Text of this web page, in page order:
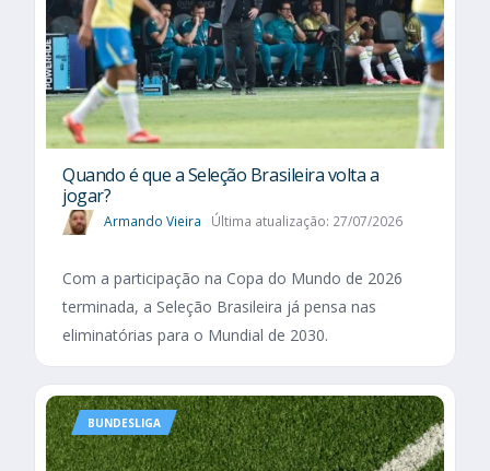
Quando é que a Seleção Brasileira volta a
jogar?
Armando Vieira Última atualização: 27/07/2026
Com a participação na Copa do Mundo de 2026
terminada, a Seleção Brasileira já pensa nas
eliminatórias para o Mundial de 2030.
BUNDESLIGA